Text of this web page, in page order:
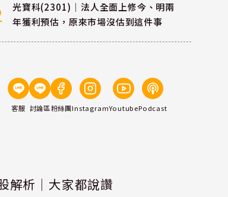
光寶科(2301)｜法人全面上修今、明兩
年獲利預估，原來市場沒估到這件事
客服 討論區粉絲團InstagramYoutubePodcast
解析｜大家都說讚